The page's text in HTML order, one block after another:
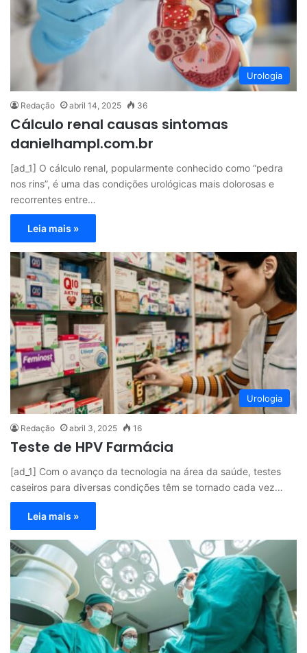
Urologia
Redação abril 14, 2025 36
Cálculo renal causas sintomas
danielhampl.com.br
[ad_1] O cálculo renal, popularmente conhecido como “pedra
nos rins”, é uma das condições urológicas mais dolorosas e
recorrentes entre…
Leia mais »
Urologia
Redação abril 3, 2025 16
Teste de HPV Farmácia
[ad_1] Com o avanço da tecnologia na área da saúde, testes
caseiros para diversas condições têm se tornado cada vez…
Leia mais »